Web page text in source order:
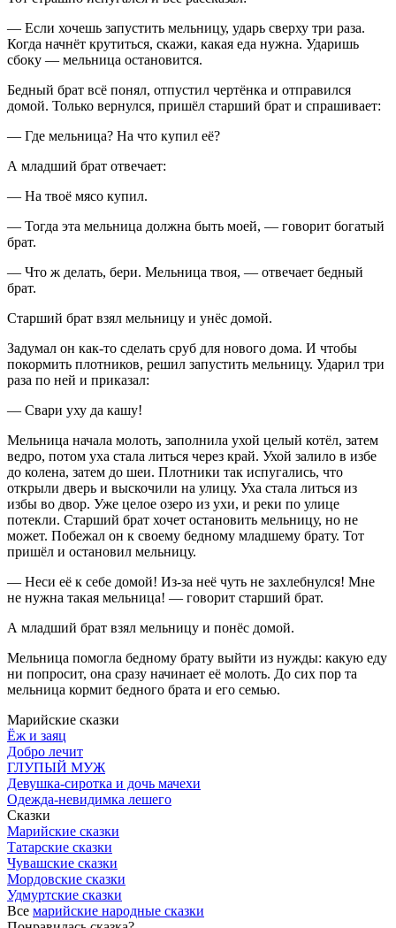
— Если хочешь запустить мельницу, ударь сверху три раза.
Когда начнёт крутиться, скажи, какая еда нужна. Ударишь
сбоку — мельница остановится.
Бедный брат всё понял, отпустил чертёнка и отправился
домой. Только вернулся, пришёл старший брат и спрашивает:
— Где мельница? На что купил её?
А младший брат отвечает:
— На твоё мясо купил.
— Тогда эта мельница должна быть моей, — говорит богатый
брат.
— Что ж делать, бери. Мельница твоя, — отвечает бедный
брат.
Старший брат взял мельницу и унёс домой.
Задумал он как-то сделать сруб для нового дома. И чтобы
покормить плотников, решил запустить мельницу. Ударил три
раза по ней и приказал:
— Свари уху да кашу!
Мельница начала молоть, заполнила ухой целый котёл, затем
ведро, потом уха стала литься через край. Ухой залило в избе
до колена, затем до шеи. Плотники так испугались, что
открыли дверь и выскочили на улицу. Уха стала литься из
избы во двор. Уже целое озеро из ухи, и реки по улице
потекли. Старший брат хочет остановить мельницу, но не
может. Побежал он к своему бедному младшему брату. Тот
пришёл и остановил мельницу.
— Неси её к себе домой! Из-за неё чуть не захлебнулся! Мне
не нужна такая мельница! — говорит старший брат.
А младший брат взял мельницу и понёс домой.
Мельница помогла бедному брату выйти из нужды: какую еду
ни попросит, она сразу начинает её молоть. До сих пор та
мельница кормит бедного брата и его семью.
Марийские сказки
Ёж и заяц
Добро лечит
ГЛУПЫЙ МУЖ
Девушка-сиротка и дочь мачехи
Одежда-невидимка лешего
Сказки
Марийские сказки
Татарские сказки
Чувашские сказки
Мордовские сказки
Удмуртские сказки
Все марийские народные сказки